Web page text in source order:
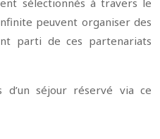
sélectionnés à travers le
peuvent organiser des
parti de ces partenariats
d’un séjour réservé via ce